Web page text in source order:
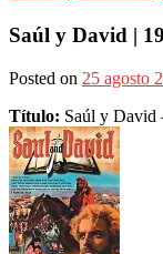
Saúl y David |
Posted on 25 agosto
Título: Saúl y David